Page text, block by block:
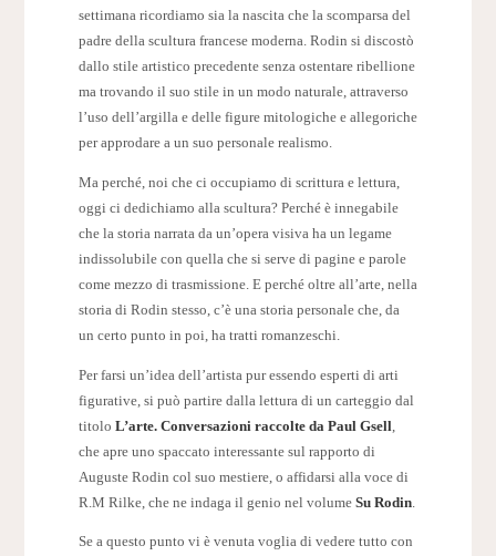
settimana ricordiamo sia la nascita che la scomparsa del
padre della scultura francese moderna. Rodin si discostò
dallo stile artistico precedente senza ostentare ribellione
ma trovando il suo stile in un modo naturale, attraverso
l’uso dell’argilla e delle figure mitologiche e allegoriche
per approdare a un suo personale realismo.
Ma perché, noi che ci occupiamo di scrittura e lettura,
oggi ci dedichiamo alla scultura? Perché è innegabile
che la storia narrata da un’opera visiva ha un legame
indissolubile con quella che si serve di pagine e parole
come mezzo di trasmissione. E perché oltre all’arte, nella
storia di Rodin stesso, c’è una storia personale che, da
un certo punto in poi, ha tratti romanzeschi.
Per farsi un’idea dell’artista pur essendo esperti di arti
figurative, si può partire dalla lettura di un carteggio dal
titolo L’arte. Conversazioni raccolte da Paul Gsell
che apre uno spaccato interessante sul rapporto di
Auguste Rodin col suo mestiere, o affidarsi alla voce di
R.M Rilke, che ne indaga il genio nel volume Su Rodin.
Se a questo punto vi è venuta voglia di vedere tutto con